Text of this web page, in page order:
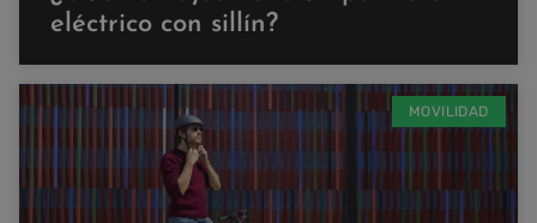
eléctrico con sillín?
MOVILIDAD